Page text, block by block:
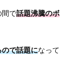
間で話題沸騰のボ
で話題になって